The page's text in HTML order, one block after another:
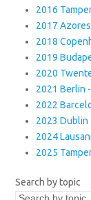
2016
2017
2018
2019
2020
2021 Berlin
2022
2023 Dublin
2024
2025
Search by topic